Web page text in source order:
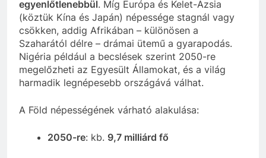
egyenlőtlenebbül. Míg Európa és Kelet-Ázsia
(köztük Kína és Japán) népessége stagnál vagy
csökken, addig Afrikában – különösen a
Szaharától délre – drámai ütemű a gyarapodás.
Nigéria például a becslések szerint 2050-re
megelőzheti az Egyesült Államokat, és a világ
harmadik legnépesebb országává válhat.
A Föld népességének várható alakulása:
2050-re: kb. 9,7 milliárd fő